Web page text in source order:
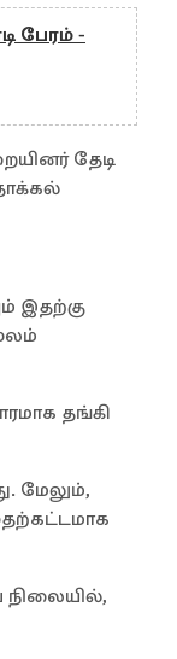
பேரம் -
தேடி
இதற்கு
தங்கி
மேலும்,
நிலையில்,